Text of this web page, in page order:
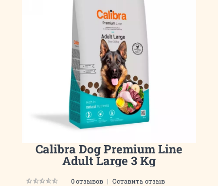
Calibra Dog Premium Line
Adult Large 3 Kg
0 отзывов | Оставить отзыв